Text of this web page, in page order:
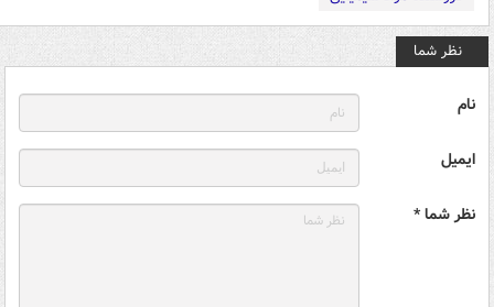
نظر شما
نام
ایمیل
نظر شما *